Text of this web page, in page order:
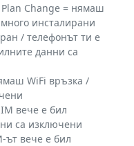
Change = нямаш
инсталирани
/ телефонът ти е
данни са
WiFi връзка /
вече е бил
са изключени
ът вече е бил